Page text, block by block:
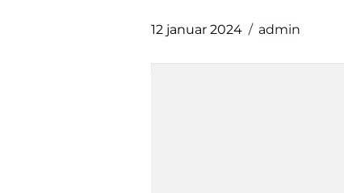
12 januar 2024 admin